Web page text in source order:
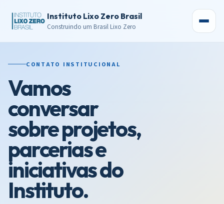
Instituto Lixo Zero Brasil
Construindo um Brasil Lixo Zero
CONTATO INSTITUCIONAL
Vamos
conversar
sobre projetos,
parcerias e
iniciativas do
Instituto.